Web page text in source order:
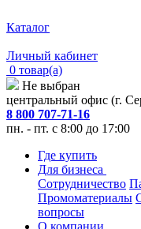
Каталог
Личный кабинет
0 товар(а)
Не выбран
центральный офис (г.
8 800 707-71-16
пн. - пт. с 8:00 до 17:00
Где купить
Для бизнеса
Сотрудничество
Промоматериалы
вопросы
О компании